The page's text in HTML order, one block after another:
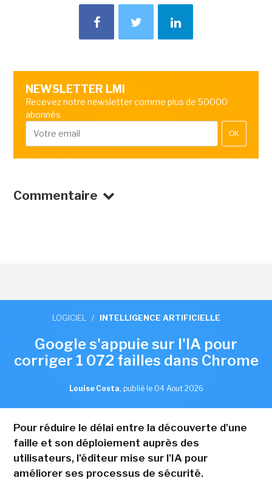
NEWSLETTER LMI
Recevez notre newsletter comme plus de 50000
abonnés
OK
Commentaire
LOGICIEL / INTELLIGENCE ARTIFICIELLE
Google s'appuie sur l'IA pour
corriger 1 072 failles dans Chrome
Louise Costa, publié le 04 Aout 2026
Pour réduire le délai entre la découverte d'une
faille et son déploiement auprès des
utilisateurs, l'éditeur mise sur l'IA pour
améliorer ses processus de sécurité.